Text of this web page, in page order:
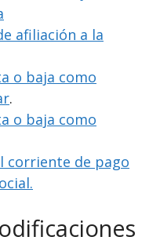
afiliación a la
o baja como
.
o baja como
corriente de pago